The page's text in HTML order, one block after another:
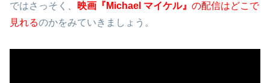
ではさっそく、 映画『Michael マイケル』 の配信はどこで
見れるのかをみていきましょう。